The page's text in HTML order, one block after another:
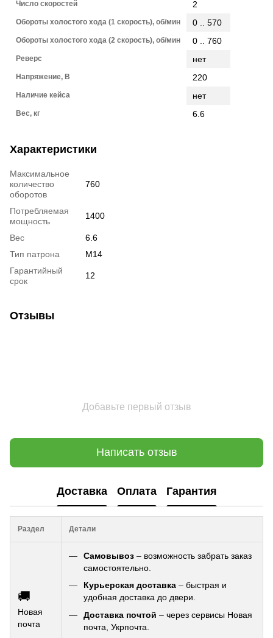
Число скоростей 2
Обороты холостого хода (1 скорость), об/мин 0 .. 570
Обороты холостого хода (2 скорость), об/мин 0 .. 760
Реверс нет
Напряжение, В 220
Наличие кейса нет
Вес, кг 6.6
Характеристики
Максимальное
количество
оборотов
760
Потребляемая
мощность
1400
Вес
6.6
Тип патрона
M14
Гарантийный
срок
12
Отзывы
Добавьте первый отзыв
Написать отзыв
Доставка Оплата Гарантия
Раздел Детали
🚚
Новая
почта
Самовывоз – возможность забрать заказ
самостоятельно.
Курьерская доставка – быстрая и
удобная доставка до двери.
Доставка почтой – через сервисы Новая
почта, Укрпочта.